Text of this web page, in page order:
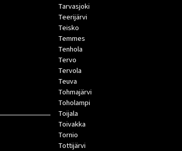
Tarvasjoki
Teerijärvi
Teisko
Temmes
Tenhola
Tervo
Tervola
Teuva
Tohmajärvi
Toholampi
Toijala
Toivakka
Tornio
Tottijärvi